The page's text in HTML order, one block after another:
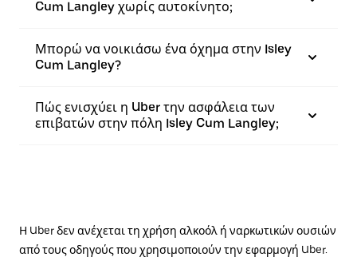
Cum Langley χωρίς αυτοκίνητο;
Μπορώ να νοικιάσω ένα όχημα στην Isley
Cum Langley?
Πώς ενισχύει η Uber την ασφάλεια των
επιβατών στην πόλη Isley Cum Langley;
Η Uber δεν ανέχεται τη χρήση αλκοόλ ή ναρκωτικών ουσιών
από τους οδηγούς που χρησιμοποιούν την εφαρμογή Uber.